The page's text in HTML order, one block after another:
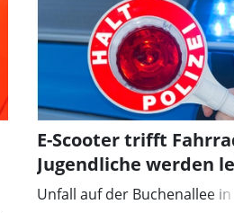
E-Scooter trifft
Jugendliche werden
Unfall auf der Buchenallee